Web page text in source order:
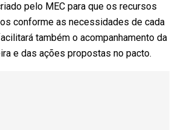
pelo MEC para que os recursos
conforme as necessidades de cada
também o acompanhamento da
e das ações propostas no pacto.